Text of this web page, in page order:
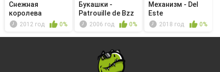
Снежная
королева
2012 год 0%
Букашки -
Patrouille de Bzz
2006 год 0%
Механизм - Del
Este
2018 год 0%